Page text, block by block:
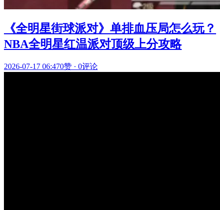
《全明星街球派对》单排血压局怎么玩？
NBA全明星红温派对顶级上分攻略
2026-07-17 06:470赞 · 0评论